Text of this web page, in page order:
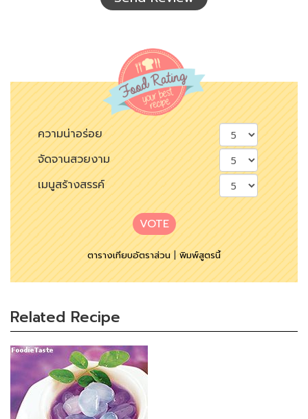
ความน่าอร่อย
จัดจานสวยงาม
เมนูสร้างสรรค์
VOTE
ตารางเทียบอัตราส่วน|พิมพ์สูตรนี้
Related Recipe